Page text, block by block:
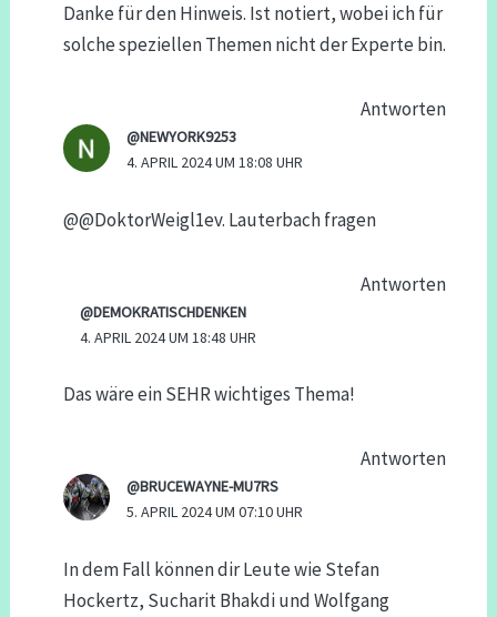
Danke für den Hinweis. Ist notiert, wobei ich für
solche speziellen Themen nicht der Experte bin.
Antworten
@NEWYORK9253
4. APRIL 2024 UM 18:08 UHR
​@@DoktorWeigl1ev. Lauterbach fragen
Antworten
@DEMOKRATISCHDENKEN
4. APRIL 2024 UM 18:48 UHR
Das wäre ein SEHR wichtiges Thema!
Antworten
@BRUCEWAYNE-MU7RS
5. APRIL 2024 UM 07:10 UHR
In dem Fall können dir Leute wie Stefan
Hockertz, Sucharit Bhakdi und Wolfgang